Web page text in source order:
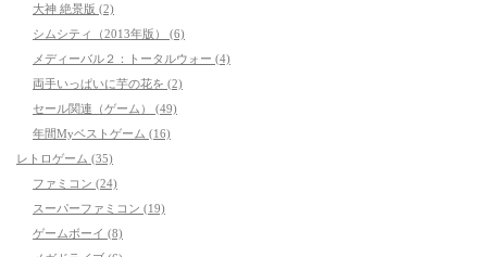
大神 絶景版 (2)
シムシティ（2013年版） (6)
メディーバル２：トータルウォー (4)
両手いっぱいに芋の花を (2)
セール関連（ゲーム） (49)
年間Myベストゲーム (16)
レトロゲーム (35)
ファミコン (24)
スーパーファミコン (19)
ゲームボーイ (8)